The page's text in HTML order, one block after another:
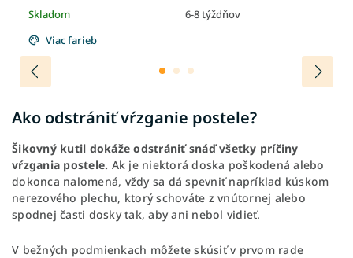
Skladom
Viac farieb
6-8 týždňov
Ako odstrániť vŕzganie postele?
Šikovný kutil dokáže odstrániť snáď všetky príčiny
vŕzgania postele. Ak je niektorá doska poškodená alebo
dokonca nalomená, vždy sa dá spevniť napríklad kúskom
nerezového plechu, ktorý schováte z vnútornej alebo
spodnej časti dosky tak, aby ani nebol vidieť.
V bežných podmienkach môžete skúsiť v prvom rade